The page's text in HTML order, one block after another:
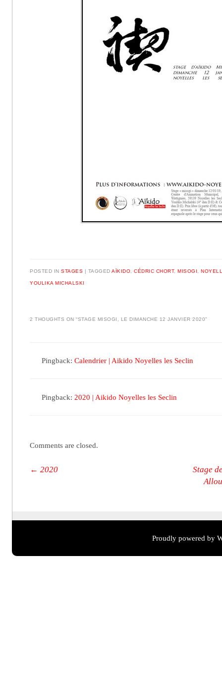
POSTED INSTAGES TAGGEDAÏKIDO,CÉDRIC CHORT, MISOGI ,
YOULIKA MICHALSKI
2 THOUGHTS ON “STAGE MISOGI, LE DIMANCHE 12 JANVIER 2020”
Pingback:Calendrier | Aikido Noyelles les Seclin
Pingback: 2020 | Aikido Noyelles les Seclin
Comments are closed.
Post navigation
← 2020
Stage
Proudly powered by